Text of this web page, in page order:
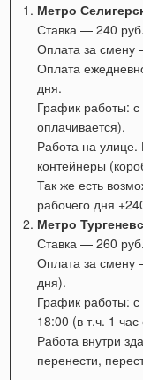
Метро
Ставка — 240
Оплата за смену
Оплата
дня.
График работы:
оплачивается),
Работа на улице.
контейнеры
Так же есть
рабочего дня
Метро
Ставка — 260
Оплата за смену
дня).
График работы:
18:00 (в т.ч. 1
Работа внутри
перенести,